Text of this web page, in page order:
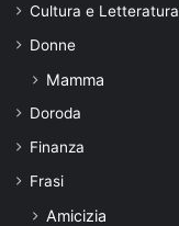
Cultura e Letteratura
Donne
Mamma
Doroda
Finanza
Frasi
Amicizia